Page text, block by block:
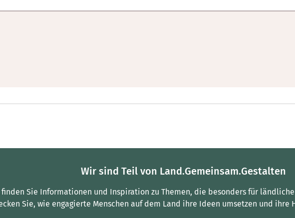
Wir sind Teil von Land.Gemeinsam.Gestalten
finden Sie Informationen und Inspiration zu Themen, die besonders für
Sie, wie engagierte Menschen auf dem Land ihre Ideen umsetzen und